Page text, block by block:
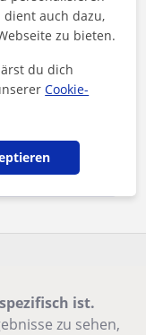
Ethik
und
Jahre alt und
Deutsch und Ethik.
ist.
zu sehen,
dient auch dazu,
zu bieten.
du dich
Cookie-